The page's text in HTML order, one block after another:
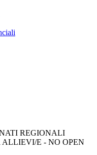
REGIONALI
E - NO OPEN